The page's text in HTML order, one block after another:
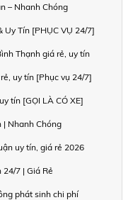
– Nhanh Chóng
Uy Tín [PHỤC VỤ 24/7]
Thạnh giá rẻ, uy tín
uy tín [Phục vụ 24/7]
tín [GỌI LÀ CÓ XE]
| Nhanh Chóng
uy tín, giá rẻ 2026
24/7 | Giá Rẻ
phát sinh chi phí